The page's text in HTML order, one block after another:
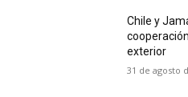
Chile y
exterior
31 de agosto